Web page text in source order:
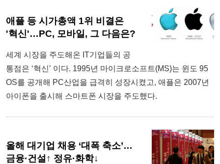
애플 등 시가총액 1위 비결은
'혁신'…PC, 모바일, 그 다음은?
세계 시장을 주도해온 IT기업들의 공
통점은 ‘혁신’ 이다. 1995년 마이크로소프트(MS)는 윈도 95
OS를 공개해 PC산업을 급격히 성장시켰고, 애플은 2007년
아이폰을 출시해 스마트폰 시장을 주도했다.
올해 대기업 채용 ‘대폭 축소’…
금융·건설↑ 정유·화학↓